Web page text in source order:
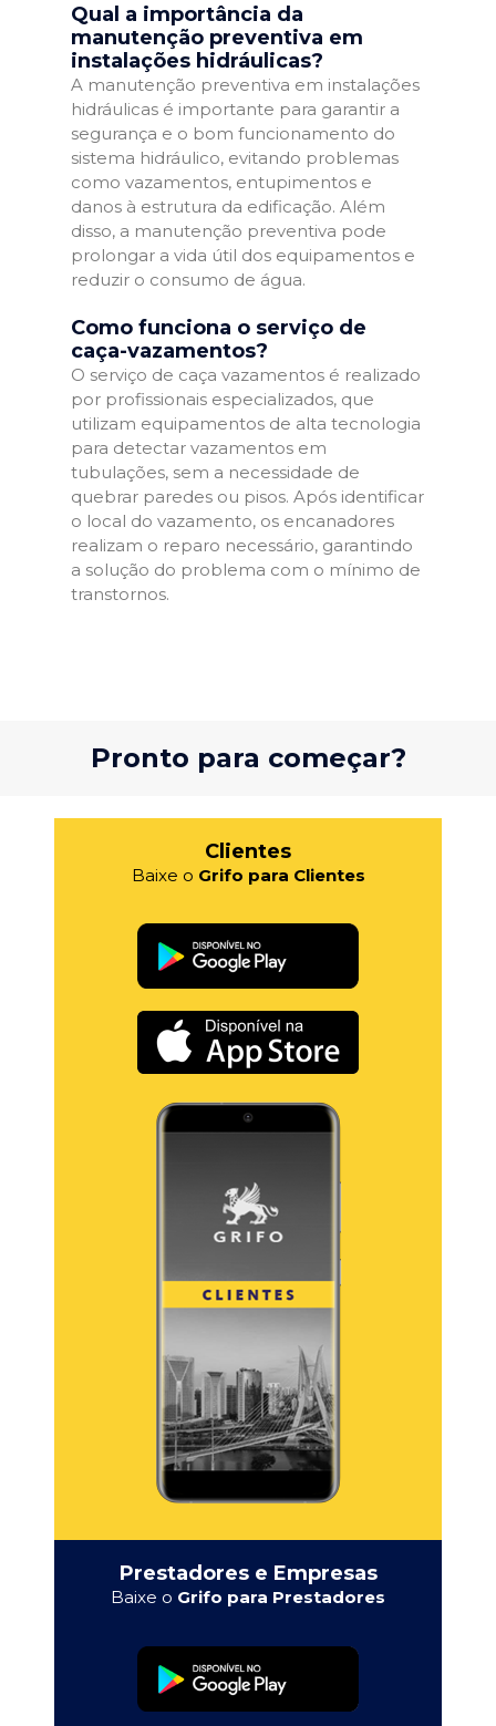
Qual a importância da
manutenção preventiva em
instalações hidráulicas?
A manutenção preventiva em instalações
hidráulicas é importante para garantir a
segurança e o bom funcionamento do
sistema hidráulico, evitando problemas
como vazamentos, entupimentos e
danos à estrutura da edificação. Além
disso, a manutenção preventiva pode
prolongar a vida útil dos equipamentos e
reduzir o consumo de água.
Como funciona o serviço de
caça-vazamentos?
O serviço de caça vazamentos é realizado
por profissionais especializados, que
utilizam equipamentos de alta tecnologia
para detectar vazamentos em
tubulações, sem a necessidade de
quebrar paredes ou pisos. Após identificar
o local do vazamento, os encanadores
realizam o reparo necessário, garantindo
a solução do problema com o mínimo de
transtornos.
Pronto para começar?
Clientes
Baixe o Grifo para Clientes
Prestadores e Empresas
Baixe o Grifo para Prestadores